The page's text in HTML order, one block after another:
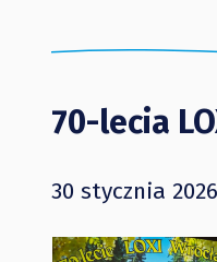
70-lecia
30 stycznia